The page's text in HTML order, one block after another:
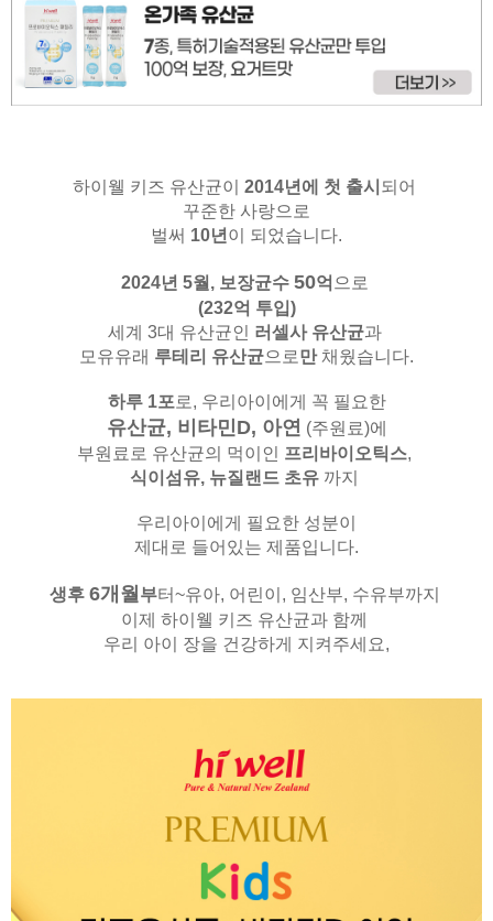
하이웰 키즈 유산균이 2014년에 첫 출시 되어
꾸준한 사랑으로
벌써 10년 이 되었습니다.
2024년 5월, 보장균수 50억 으로
(232억 투입)
세계 3대 유산균인
러셀사 유산균과
모유유래 루테리 유산균으로만채웠습니다.
하루 1포 로, 우리아이에게 꼭 필요한
유산균, 비타민D, 아연 (주원료)에
부원료로 유산균의 먹이인 프리바이오틱스,
식이섬유, 뉴질랜드 초유 까지
우리아이에게 필요한 성분이
제대로 들어있는 제품입니다.
생후 6개월 부터~유아, 어린이, 임산부, 수유부까지
이제 하이웰 키즈 유산균과 함께
우리 아이 장을 건강하게 지켜주세요,